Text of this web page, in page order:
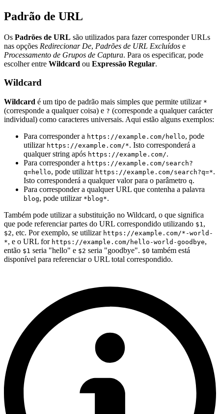
Padrão de URL
Os Padrões de URL são utilizados para fazer corresponder URLs
nas opções Redirecionar De, Padrões de URL Excluídos e
Processamento de Grupos de Captura. Para os especificar, pode
escolher entre Wildcard ou Expressão Regular.
Wildcard
Wildcard é um tipo de padrão mais simples que permite utilizar *
(corresponde a qualquer coisa) e ? (corresponde a qualquer carácter
individual) como caracteres universais. Aqui estão alguns exemplos:
Para corresponder a https://example.com/hello, pode
utilizar https://example.com/*. Isto corresponderá a
qualquer string após https://example.com/.
Para corresponder a https://example.com/search?
q=hello, pode utilizar https://example.com/search?q=*.
Isto corresponderá a qualquer valor para o parâmetro q.
Para corresponder a qualquer URL que contenha a palavra
blog, pode utilizar *blog*.
Também pode utilizar a substituição no Wildcard, o que significa
que pode referenciar partes do URL correspondido utilizando $1,
$2, etc. Por exemplo, se utilizar https://example.com/*-world-
*, e o URL for https://example.com/hello-world-goodbye,
então $1 seria "hello" e $2 seria "goodbye". $0 também está
disponível para referenciar o URL total correspondido.